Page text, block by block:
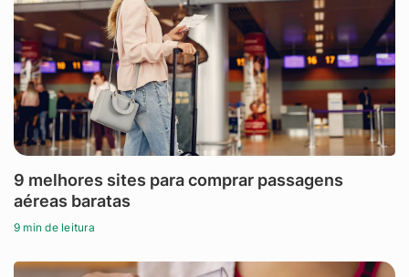
9 melhores sites para comprar passagens
aéreas baratas
9 min de leitura